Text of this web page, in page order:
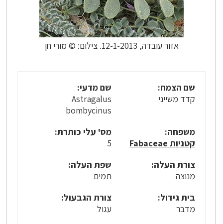
אזור עובדה, 12-1-2013. צילום: © מורי חן
שם הצמח:
קדד משייני
שם מדעי:
Astragalus
bombycinus
משפחה:
קטניות Fabaceae
מס' עלי כותרת:
5
צורת העלה:
מנוצה
שפת העלה:
תמים
בית גידול:
מדבר
צורת הגבעול:
עגול